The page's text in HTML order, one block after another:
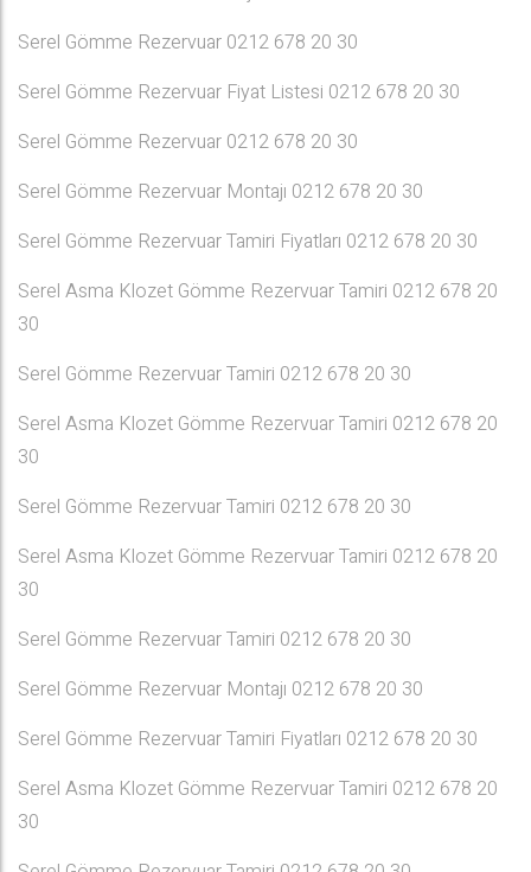
Serel Gömme Rezervuar 0212 678 20 30
Serel Gömme Rezervuar Fiyat Listesi 0212 678 20 30
Serel Gömme Rezervuar 0212 678 20 30
Serel Gömme Rezervuar Montajı 0212 678 20 30
Serel Gömme Rezervuar Tamiri Fiyatları 0212 678 20 30
Serel Asma Klozet Gömme Rezervuar Tamiri 0212 678 20
30
Serel Gömme Rezervuar Tamiri 0212 678 20 30
Serel Asma Klozet Gömme Rezervuar Tamiri 0212 678 20
30
Serel Gömme Rezervuar Tamiri 0212 678 20 30
Serel Asma Klozet Gömme Rezervuar Tamiri 0212 678 20
30
Serel Gömme Rezervuar Tamiri 0212 678 20 30
Serel Gömme Rezervuar Montajı 0212 678 20 30
Serel Gömme Rezervuar Tamiri Fiyatları 0212 678 20 30
Serel Asma Klozet Gömme Rezervuar Tamiri 0212 678 20
30